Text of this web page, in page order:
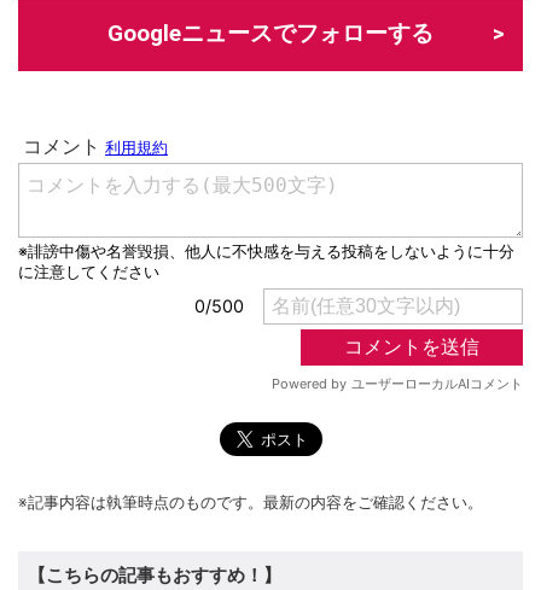
Googleニュースでフォローする
※記事内容は執筆時点のものです。最新の内容をご確認ください。
【こちらの記事もおすすめ！】